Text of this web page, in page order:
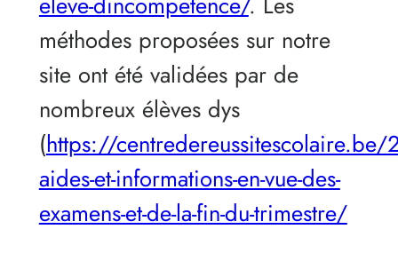
méthodes proposées sur notre
site ont été validées par de
nombreux élèves dys
(https://
aides-et-informations-en-vue-des-
examens-et-de-la-fin-du-trimestre/